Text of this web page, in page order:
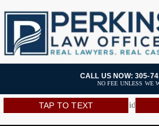
Open toolbar
Skip
content
Areas de Practica
Equipo
CALL US NOW: 305-
NO FEE UNLESS WE
[wpml_language_selector_widget]
TAP TO TEXT